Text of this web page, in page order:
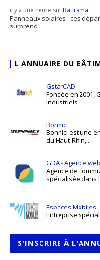
il y a une heure surBatirama
Panneaux solaires : ces
surprend
L'ANNUAIRE DU
GstarCAD
Fondée en 2001,
industriels ...
Bonnici
Bonnici est une
du Haut-Rhin,...
GDA - Agence
Agence de
spécialisée dans
Espaces Mobiles
Entreprise
S'INSCRIRE À